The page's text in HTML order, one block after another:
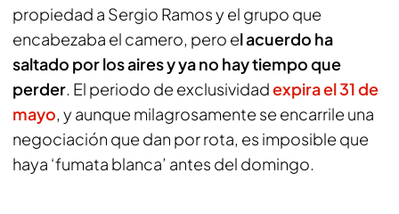
propiedad a Sergio Ramos y el grupo que
encabezaba el camero, pero el acuerdo ha
saltado por los aires y ya no hay tiempo que
perder. El periodo de exclusividadexpira el 31 de
mayo, y aunque milagrosamente se encarrile una
negociación que dan por rota, es imposible que
haya ‘fumata blanca’ antes del domingo.